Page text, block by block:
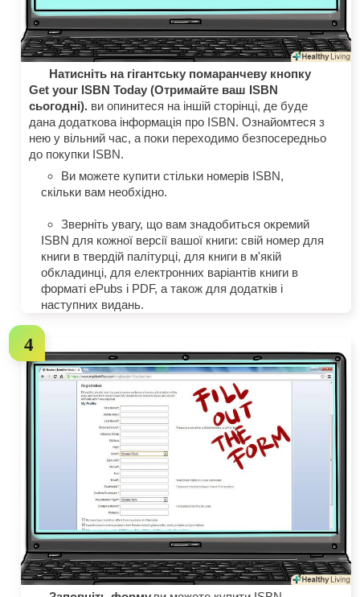
Натисніть на гігантську помаранчеву кнопку
Get your ISBN Today (Отримайте ваш ISBN
сьогодні). ви опинитеся на іншій сторінці, де буде
дана додаткова інформація про ISBN. Ознайомтеся з
нею у вільний час, а поки переходимо безпосередньо
до покупки ISBN.
Ви можете купити стільки номерів ISBN,
скільки вам необхідно.
Зверніть увагу, що вам знадобиться окремий
ISBN для кожної версії вашої книги: свій номер для
книги в твердій палітурці, для книги в м'якій
обкладинці, для електронних варіантів книги в
форматі ePubs і PDF, а також для додатків і
наступних видань.